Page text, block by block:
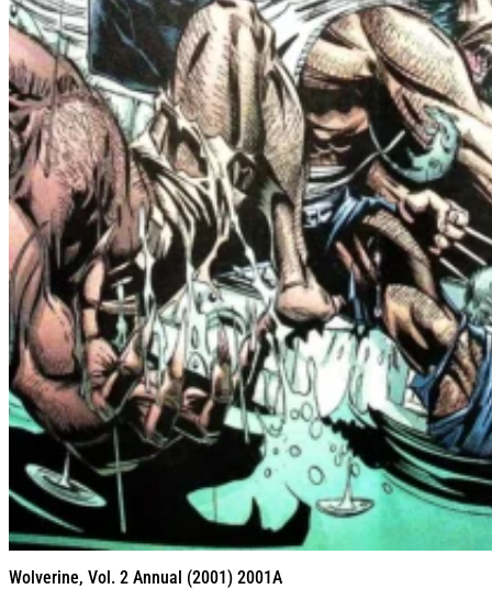
Wolverine, Vol. 2 Annual (2001) 2001A